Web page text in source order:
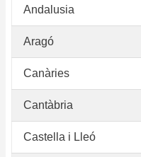
Andalusia
Aragó
Canàries
Cantàbria
Castella i Lleó